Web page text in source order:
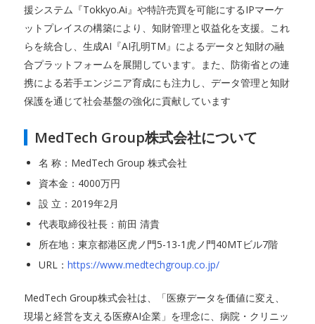
援システム『Tokkyo.Ai』や特許売買を可能にするIPマーケ
ットプレイスの構築により、知財管理と収益化を支援。これ
らを統合し、生成AI『AI孔明TM』によるデータと知財の融
合プラットフォームを展開しています。また、防衛省との連
携による若手エンジニア育成にも注力し、データ管理と知財
保護を通じて社会基盤の強化に貢献しています
MedTech Group株式会社について
名 称：MedTech Group 株式会社
資本金：4000万円
設 立：2019年2月
代表取締役社長：前田 清貴
所在地：東京都港区虎ノ門5-13-1虎ノ門40MTビル7階
URL： https://www.medtechgroup.co.jp/
MedTech Group株式会社は、「医療データを価値に変え、
現場と経営を支える医療AI企業」を理念に、病院・クリニッ